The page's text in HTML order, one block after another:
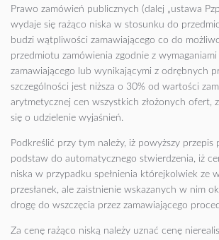
Prawo zamówień publicznych (dalej „ustawa
wydaje się rażąco niska w stosunku do
budzi wątpliwości zamawiającego co do
przedmiotu zamówienia zgodnie z
zamawiającego lub wynikającymi z odrębnych
szczególności jest niższa o 30% od wartości
arytmetycznej cen wszystkich złożonych ofert,
się o udzielenie wyjaśnień.
Podkreślić przy tym należy, iż powyższy przepis
podstaw do automatycznego stwierdzenia, iż
niska w przypadku spełnienia którejkolwiek ze
przesłanek, ale zaistnienie wskazanych w nim
drogę do wszczęcia przez zamawiającego
Za cenę rażąco niską należy uznać cenę